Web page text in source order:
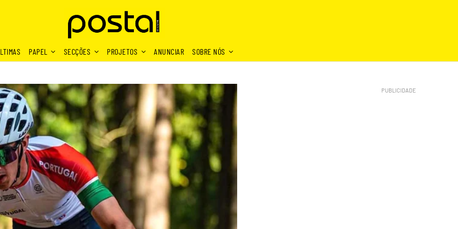
PAPEL SECÇÕES PROJETOS ANUNCIAR SOBRE NÓS